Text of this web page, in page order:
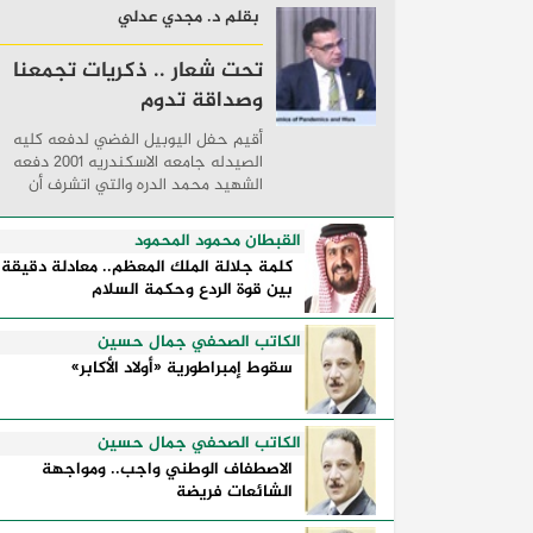
بقلم د. مجدي عدلي
تحت شعار .. ذكريات تجمعنا
وصداقة تدوم
أقيم حفل اليوبيل الفضي لدفعه كليه
الصيدله جامعه الاسكندريه 2001 دفعه
الشهيد محمد الدره والتي اتشرف أن
قاعات فنادق لؤلؤه البحر الأبيض
مدينه السحر والجمال ...
القبطان محمود المحمود
كلمة جلالة الملك المعظم.. معادلة دقيقة
بين قوة الردع وحكمة السلام
الكاتب الصحفي جمال حسين
سقوط إمبراطورية «أولاد الأكابر»
الكاتب الصحفي جمال حسين
الاصطفاف الوطني واجب.. ومواجهة
الشائعات فريضة